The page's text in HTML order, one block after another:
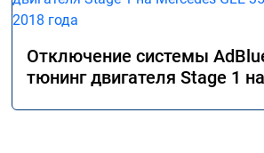
Отключение системы
тюнинг двигателя Stage 1 на